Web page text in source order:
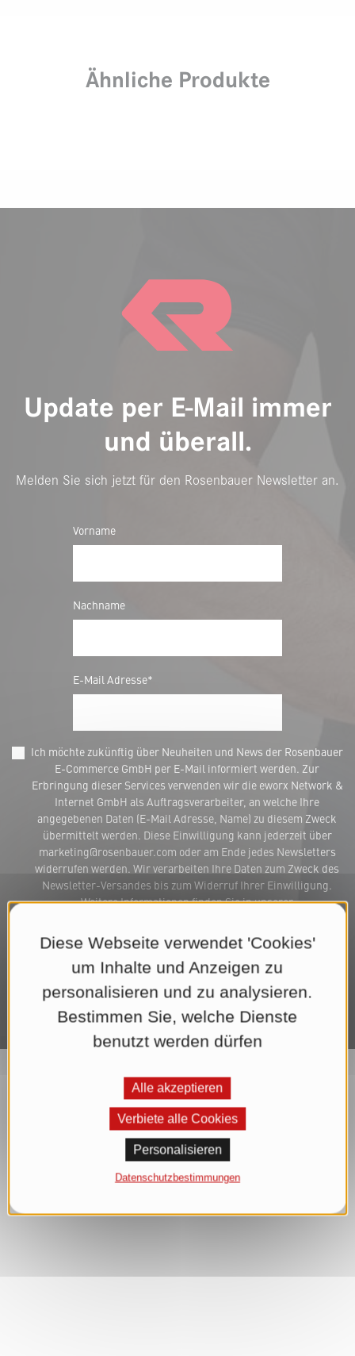
Ähnliche Produkte
Update per E-Mail immer
und überall.
Melden Sie sich jetzt für den Rosenbauer Newsletter an.
Vorname
Nachname
E-Mail Adresse*
Ich möchte zukünftig über Neuheiten und News der Rosenbauer
E-Commerce GmbH per E-Mail informiert werden. Zur
Erbringung dieser Services verwenden wir die eworx Network &
Internet GmbH als Auftragsverarbeiter, an welche Ihre
angegebenen Daten (E-Mail Adresse, Name) zu diesem Zweck
übermittelt werden. Diese Einwilligung kann jederzeit über
marketing@rosenbauer.com oder am Ende jedes Newsletters
widerrufen werden. Wir verarbeiten Ihre Daten zum Zweck des
Newsletter-Versandes bis zum Widerruf Ihrer Einwilligung.
Weitere Informationen finden Sie in unserer
Jetzt Newsletter abonnieren
Diese Webseite verwendet 'Cookies'
um Inhalte und Anzeigen zu
personalisieren und zu analysieren.
Bestimmen Sie, welche Dienste
benutzt werden dürfen
Alle akzeptieren
Verbiete alle Cookies
Personalisieren
Datenschutzbestimmungen